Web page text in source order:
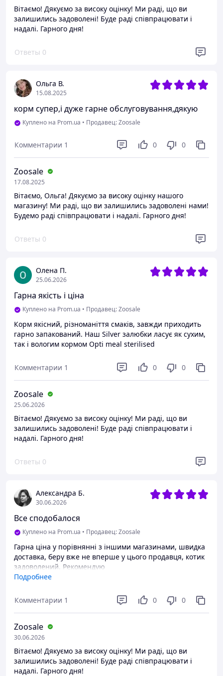
Вітаємо! Дякуємо за високу оцінку! Ми раді, що ви
залишились задоволені! Буде раді співпрацювати і
надалі. Гарного дня!
Ответы 0
Ольга В.
15.08.2025
корм супер,і дуже гарне обслуговування,дякую
Куплено на Prom.ua • Продавец: Zoosale
Комментарии 1 0 0
Zoosale
17.08.2025
Вітаємо, Ольга! Дякуємо за високу оцінку нашого
магазину! Ми раді, що ви залишились задоволені нами!
Будемо раді співпрацювати і надалі. Гарного дня!
Ответы 0
Олена П.
25.06.2026
Гарна якість і ціна
Куплено на Prom.ua • Продавец: Zoosale
Корм якісний, різноманіття смаків, завжди приходить
гарно запакований. Наш Silver залюбки ласує як сухим,
так і вологим кормом Opti meal sterilised
Комментарии 1 0 0
Zoosale
25.06.2026
Вітаємо! Дякуємо за високу оцінку! Ми раді, що ви
залишились задоволені! Буде раді співпрацювати і
надалі. Гарного дня!
Ответы 0
Александра Б.
30.06.2026
Все сподобалося
Куплено на Prom.ua • Продавец: Zoosale
Гарна ціна у порівнянні з іншими магазинами, швидка
доставка, беру вже не вперше у цього продавця, котик
задоволений. Рекомендую
Преимущества
Недостатки
Немає
Подробнее
Комментарии 1 0 0
Zoosale
30.06.2026
Вітаємо! Дякуємо за високу оцінку! Ми раді, що ви
залишились задоволені! Буде раді співпрацювати і
надалі. Гарного дня!